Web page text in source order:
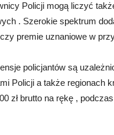
Policji mogą liczyć
. Szerokie spektrum
premie uznaniowe w
policjantów są
Policji a także regionach
zł brutto na rękę ,